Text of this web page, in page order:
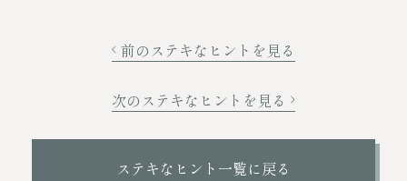
前のステキなヒントを見る
次のステキなヒントを見る
ステキなヒント一覧に戻る